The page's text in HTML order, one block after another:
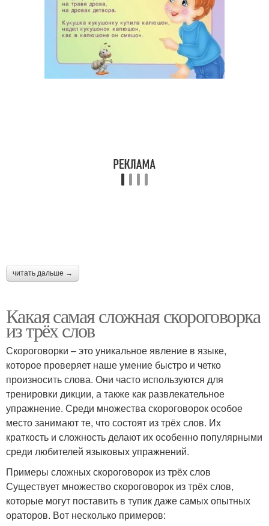
читать дальше →
Какая самая сложная скороговорка
из трёх слов
Скороговорки – это уникальное явление в языке,
которое проверяет наше умение быстро и четко
произносить слова. Они часто используются для
тренировки дикции, а также как развлекательное
упражнение. Среди множества скороговорок особое
место занимают те, что состоят из трёх слов. Их
краткость и сложность делают их особенно популярными
среди любителей языковых упражнений.
Примеры сложных скороговорок из трёх слов
Существует множество скороговорок из трёх слов,
которые могут поставить в тупик даже самых опытных
ораторов. Вот несколько примеров: